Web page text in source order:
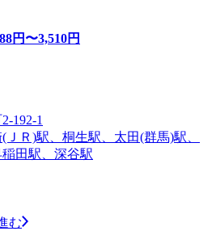
円〜3,510円
192-1
Ｒ)駅、桐生駅、太田(群馬)駅、
田駅、深谷駅
む